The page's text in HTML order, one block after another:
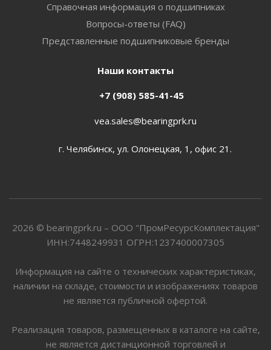
Справочная информация о подшипниках
Вопросы-ответы (FAQ)
Представленные подшипниковые бренды
Наши контакты
+7 (908) 585-41-45
vea.sales@bearingprk.ru
г. Челябинск, ул. Олонецкая, 1, офис 21.
2026 © bearingprk.ru – ООО "ПромРесурсКомплектация"
ИНН:7448249931 ОГРН:1237400007305
Информация на сайте о технических характеристиках,
наличии на складе, стоимости и изображениях товаров
не является публичной офертой.
Реализация товаров, размещенных в каталоге на сайте,
не является дистанционной торговлей и